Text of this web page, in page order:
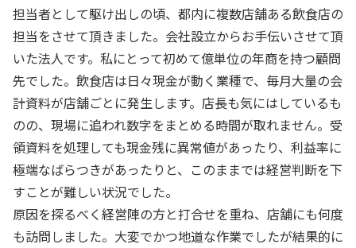
担当者として駆け出しの頃、都内に複数店舗ある飲食店の
担当をさせて頂きました。会社設立からお手伝いさせて頂
いた法人です。私にとって初めて億単位の年商を持つ顧問
先でした。飲食店は日々現金が動く業種で、毎月大量の会
計資料が店舗ごとに発生します。店長も気にはしているも
のの、現場に追われ数字をまとめる時間が取れません。受
領資料を処理しても現金残に異常値があったり、利益率に
極端なばらつきがあったりと、このままでは経営判断を下
すことが難しい状況でした。
原因を探るべく経営陣の方と打合せを重ね、店舗にも何度
も訪問しました。大変でかつ地道な作業でしたが結果的に